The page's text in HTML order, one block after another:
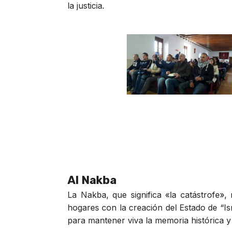
la justicia.
Al Nakba
La Nakba, que significa «la
hogares con la creación del Estado de
para mantener viva la memoria histórica